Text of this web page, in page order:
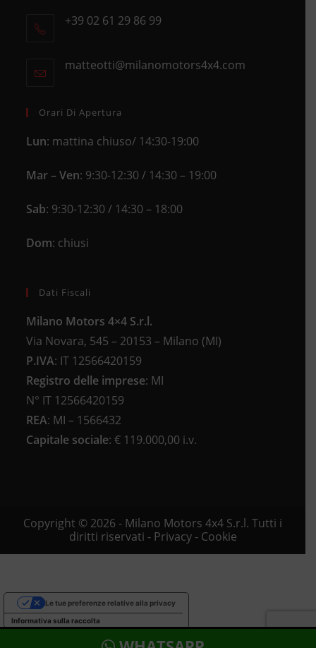
in
+39 02 61 29 86 99
your
matteotti@milanomotors4x4.comOpens
Orari Di Apertura
Lun: mattina chiuso/ 14:30-19:00
Mar – Ven: 9:30-12:30 / 14:30 – 19:00
Sab: 9:30-12:30 / 14:30 – 18:00
Dom: chiusi
Dati Fiscali
Milano Motors 4×4 S.r.l.
Via Novara, 545 – 20153 – Milano (MI)
P.IVA: IT 12566420159
Registro delle imprese: MI
N° IT 12566420159
REA: MI – 1566432
Capitale sociale: € 119.000,00 i.v.
Copyright © 2026 - Milano Motors 4x4 S.r.l. Tutti i
diritti riservati - Privacy- Cookie
Informativa sulla raccolta
Le tue preferenze relative alla privacy